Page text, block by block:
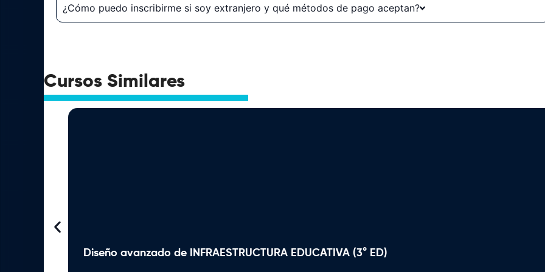
¿Cómo puedo inscribirme si soy extranjero y qué métodos de pago aceptan?
Cursos Similares
Diseño avanzado de INFRAESTRUCTURA EDUCATIVA (3° ED)